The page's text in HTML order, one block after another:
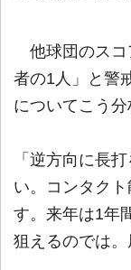
他球団のスコ
者の1人」と警
についてこう分
「逆方向に長
い。コンタク
す。来年は1年
狙えるのでは。